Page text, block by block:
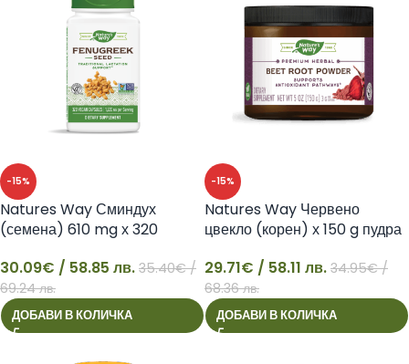
-15%
30
Natures Way Сминдух
(семена) 610 mg х 320
30.09€ / 58.85 лв. 35.40€/
69.24 лв.
ДОБАВИ В КОЛИЧКА
-15%
29
Natures Way Червено
цвекло (корен) х 150 g пудра
29.71€ / 58.11 лв. 34.95€/
68.36 лв.
ДОБАВИ В КОЛИЧКА